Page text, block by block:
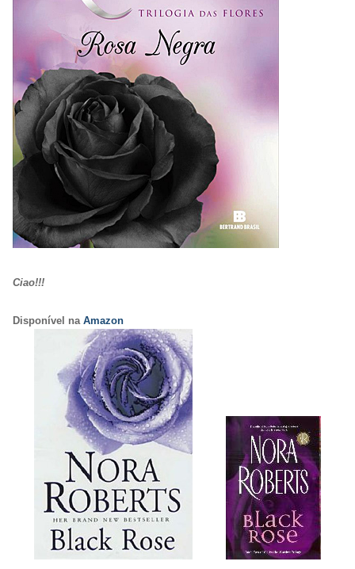
Ciao!!!
Disponível na Amazon